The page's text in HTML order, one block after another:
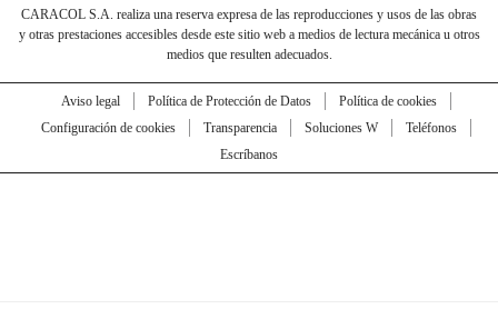
CARACOL S.A. realiza una reserva expresa de las reproducciones y usos de las obras
y otras prestaciones accesibles desde este sitio web a medios de lectura mecánica u otros
medios que resulten adecuados.
Aviso legal Política de Protección de Datos
Política de cookies
Configuración de cookies
Transparencia Soluciones W
Teléfonos
Escríbanos